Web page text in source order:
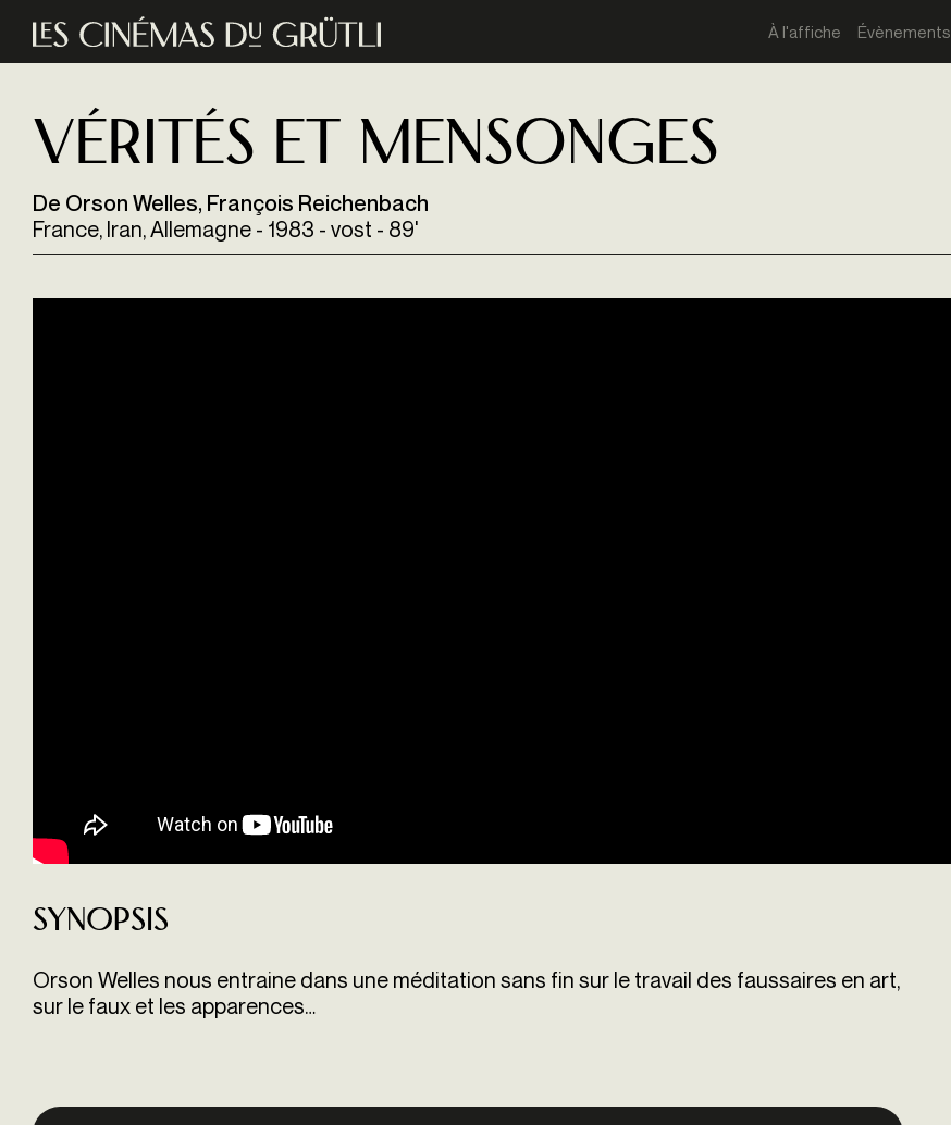
Aller au contenu principal
À l'affiche Évènements
Vérités et mensonges
De Orson Welles, François Reichenbach
France, Iran, Allemagne - 1983 - vost - 89'
Synopsis
Orson Welles nous entraine dans une méditation sans fin sur le travail des faussaires en art,
sur le faux et les apparences…